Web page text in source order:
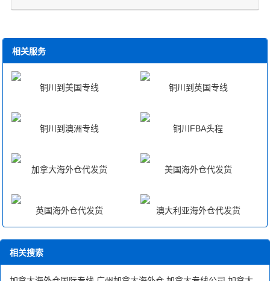
相关服务
铜川到美国专线 铜川到英国专线
铜川到澳洲专线 铜川FBA头程
加拿大海外仓代发货 美国海外仓代发货
英国海外仓代发货 澳大利亚海外仓代发货
相关搜索